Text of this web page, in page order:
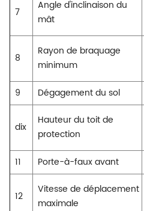
7
Angle d'inclinaison du
mât
8
Rayon de braquage
minimum
9 Dégagement du sol
dix
Hauteur du toit de
protection
11 Porte-à-faux avant
12
Vitesse de déplacement
maximale